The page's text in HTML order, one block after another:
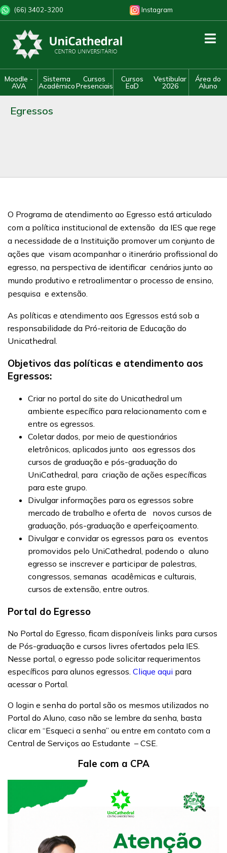
(66) 3402-3200 Instagram
Moodle -
AVA
Sistema
Acadêmico
Cursos
Presenciais
Cursos
EaD
Vestibular
2026
Área do
Aluno
Egressos
O Programa de atendimento ao Egresso está articulado
com a política institucional de extensão da IES que rege
a necessidade de a Instituição promover um conjunto de
ações que visam acompanhar o itinerário profissional do
egresso, na perspectiva de identificar cenários junto ao
mundo produtivo e retroalimentar o processo de ensino,
pesquisa e extensão.
As políticas e atendimento aos Egressos está sob a
responsabilidade da Pró-reitoria de Educação do
Unicathedral.
Objetivos das políticas e atendimento aos
Egressos:
Criar no portal do site do Unicathedral um
ambiente específico para relacionamento com e
entre os egressos.
Coletar dados, por meio de questionários
eletrônicos, aplicados junto aos egressos dos
cursos de graduação e pós-graduação do
UniCathedral, para criação de ações específicas
para este grupo.
Divulgar informações para os egressos sobre
mercado de trabalho e oferta de novos cursos de
graduação, pós-graduação e aperfeiçoamento.
Divulgar e convidar os egressos para os eventos
promovidos pelo UniCathedral, podendo o aluno
egresso se inscrever e participar de palestras,
congressos, semanas acadêmicas e culturais,
cursos de extensão, entre outros.
Portal do Egresso
No Portal do Egresso, ficam disponíveis links para cursos
de Pós-graduação e cursos livres ofertados pela IES.
Nesse portal, o egresso pode solicitar requerimentos
específicos para alunos egressos. Clique aqui para
acessar o Portal.
O login e senha do portal são os mesmos utilizados no
Portal do Aluno, caso não se lembre da senha, basta
clicar em “Esqueci a senha” ou entre em contato com a
Central de Serviços ao Estudante – CSE.
Fale com a CPA